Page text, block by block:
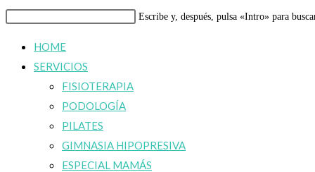
Buscar
Escribe y, después, pulsa «Intro» para
HOME
SERVICIOS
FISIOTERAPIA
PODOLOGÍA
PILATES
GIMNASIA HIPOPRESIVA
ESPECIAL MAMÁS